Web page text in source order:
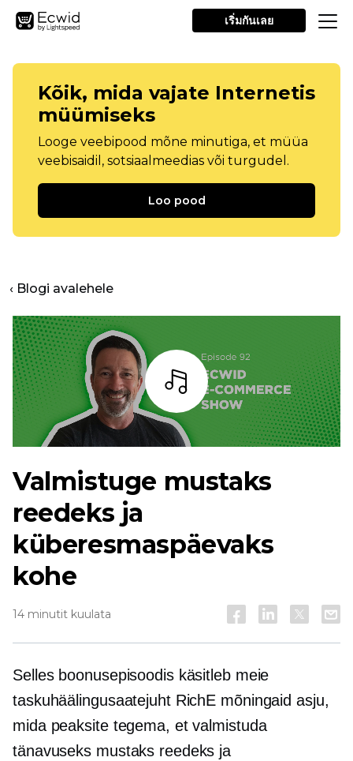
เริ่มกันเลย
Kõik, mida vajate Internetis
müümiseks
Looge veebipood mõne minutiga, et müüa
veebisaidil, sotsiaalmeedias või turgudel.
Loo pood
‹ Blogi avalehele
Kuulama
Valmistuge mustaks
reedeks ja
küberesmaspäevaks
kohe
14 minutit kuulata
Selles boonusepisoodis käsitleb meie
taskuhäälingusaatejuht RichE mõningaid asju,
mida peaksite tegema, et valmistuda
tänavuseks mustaks reedeks ja